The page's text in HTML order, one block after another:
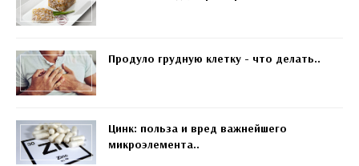
Продуло грудную клетку - что делать..
Цинк: польза и вред важнейшего
микроэлемента..